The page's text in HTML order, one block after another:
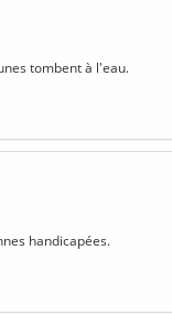
tombent à l'eau.
handicapées.